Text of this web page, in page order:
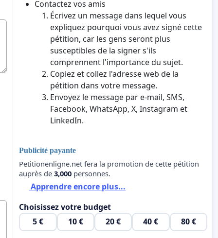
Contactez vos amis
Écrivez un message dans lequel vous
expliquez pourquoi vous avez signé cette
pétition, car les gens seront plus
susceptibles de la signer s'ils
comprennent l'importance du sujet.
Copiez et collez l'adresse web de la
pétition dans votre message.
Envoyez le message par e-mail, SMS,
Facebook, WhatsApp, X, Instagram et
LinkedIn.
Publicité payante
Petitionenligne.net fera la promotion de cette pétition
auprès de3,000 personnes.
Apprendre encore plus...
Choisissez votre budget
5 €
10 € 20 € 40 € 80 €